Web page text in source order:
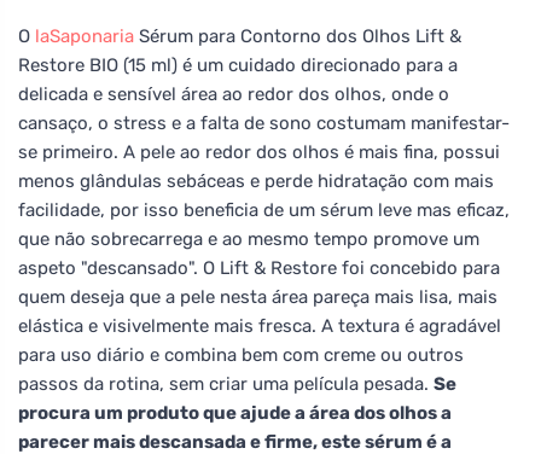
O laSaponaria Sérum para Contorno dos Olhos Lift &
Restore BIO (15 ml) é um cuidado direcionado para a
delicada e sensível área ao redor dos olhos, onde o
cansaço, o stress e a falta de sono costumam manifestar-
se primeiro. A pele ao redor dos olhos é mais fina, possui
menos glândulas sebáceas e perde hidratação com mais
facilidade, por isso beneficia de um sérum leve mas eficaz,
que não sobrecarrega e ao mesmo tempo promove um
aspeto "descansado". O Lift & Restore foi concebido para
quem deseja que a pele nesta área pareça mais lisa, mais
elástica e visivelmente mais fresca. A textura é agradável
para uso diário e combina bem com creme ou outros
passos da rotina, sem criar uma película pesada. Se
procura um produto que ajude a área dos olhos a
parecer mais descansada e firme, este sérum é a